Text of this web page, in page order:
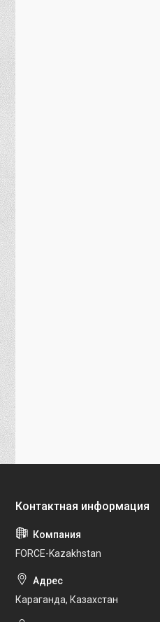
FORCE-Kazakhstan
Караганда, Казахстан